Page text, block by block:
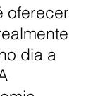
oferecer
dia a